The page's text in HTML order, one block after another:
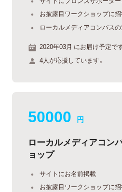
お披露目ワークショップに
ローカルメディアコンパス
2020年03月 にお届け予定です
4人が応援しています。
50000 円
ローカルメディアコン
ョップ
サイトにお名前掲載
お披露目ワークショップに